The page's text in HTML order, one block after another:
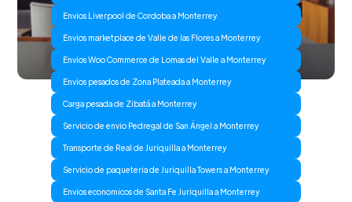
Envios Liverpool de Cordoba a Monterrey
Envios marketplace de Valle de las Flores a Monterrey
Envios Woo Commerce de Lomas del Valle a Monterrey
Envios pesados de Zona Plateada a Monterrey
Carga pesada de Zibatá a Monterrey
Servicio de envio Pedregal de San Ángel a Monterrey
Transporte de Real de Juriquilla a Monterrey
Servicio de paqueteria de Juriquilla Towers a Monterrey
Envios economicos de Santa Fe Juriquilla a Monterrey